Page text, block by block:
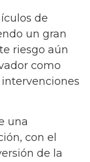
de
un gran
riesgo aún
como
una
con el
de la